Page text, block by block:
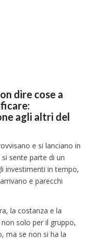
dire cose a
agli altri del
e si lanciano in
sente parte di un
investimenti in tempo,
e parecchi
la costanza e la
solo per il gruppo,
ma se non si ha la